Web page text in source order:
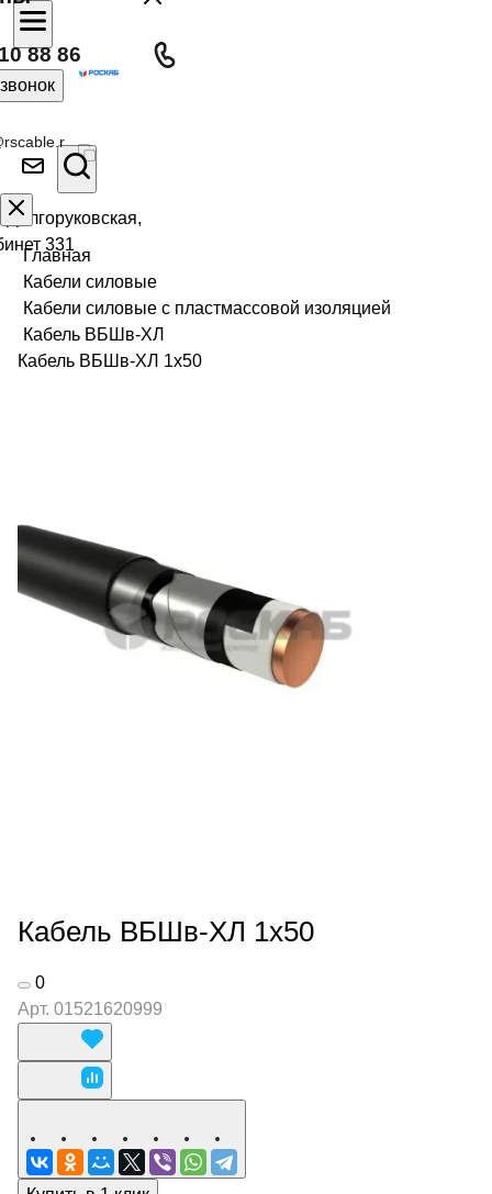
88 86
331
Главная
Кабели силовые
Кабели силовые с пластмассовой изоляцией
Кабель ВБШв-ХЛ
Кабель ВБШв-ХЛ 1х50
Кабель ВБШв-ХЛ 1х50
0
Арт. 01521620999